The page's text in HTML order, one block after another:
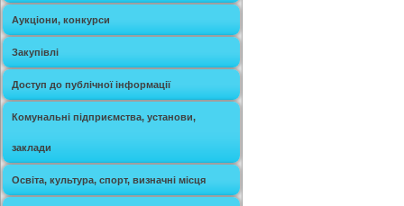
Аукціони, конкурси
Закупівлі
Доступ до публічної інформації
Комунальні підприємства, установи,
заклади
Освіта, культура, спорт, визначні місця